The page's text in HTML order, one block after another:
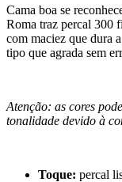
Cama boa se
Roma traz percal 300
com maciez que dura
tipo que agrada sem
Atenção: as cores
tonalidade devido à
Toque: percal